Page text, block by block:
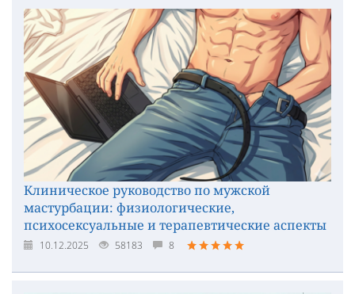
Клиническое руководство по мужской
мастурбации: физиологические,
психосексуальные и терапевтические аспекты
10.12.2025 58183 8